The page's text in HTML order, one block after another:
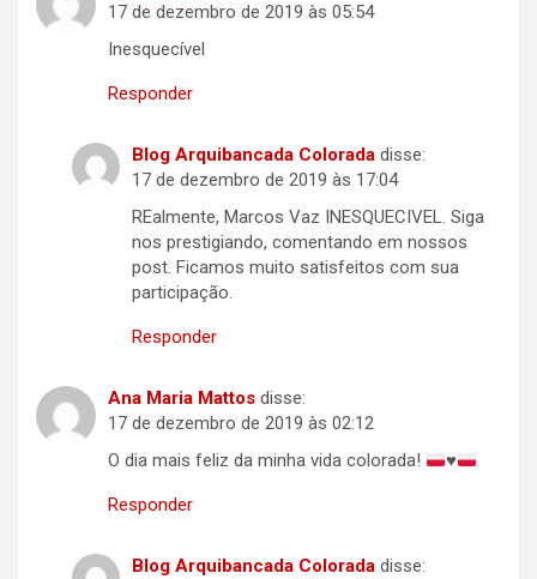
17 de dezembro de 2019 às 05:54
Inesquecível
Responder
Blog Arquibancada Colorada disse:
17 de dezembro de 2019 às 17:04
REalmente, Marcos Vaz INESQUECIVEL. Siga
nos prestigiando, comentando em nossos
post. Ficamos muito satisfeitos com sua
participação.
Responder
Ana Maria Mattos disse:
17 de dezembro de 2019 às 02:12
O dia mais feliz da minha vida colorada!
♥️
Responder
Blog Arquibancada Colorada disse: